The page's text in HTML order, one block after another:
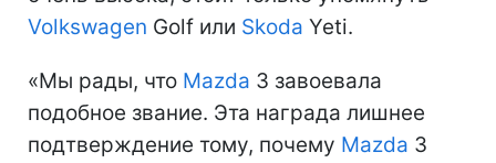
Volkswagen Golf или Skoda Yeti.
«Мы рады, что Mazda 3 завоевала
подобное звание. Эта награда лишнее
подтверждение тому, почему Mazda 3